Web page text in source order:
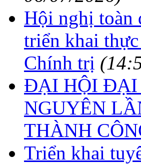
Hội nghị toàn
triển khai
Chính trị
ĐẠI HỘI ĐẠI
NGUYÊN
THÀNH
Triển khai